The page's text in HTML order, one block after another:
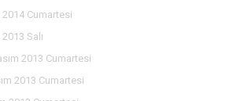
2014 Cumartesi
Salı
2013 Cumartesi
2013 Cumartesi